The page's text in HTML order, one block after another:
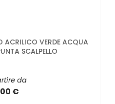
ACRILICO VERDE ACQUA
SCALPELLO
da
€